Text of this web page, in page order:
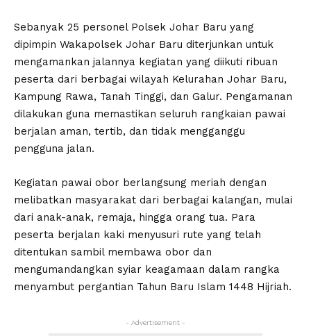
Sebanyak 25 personel Polsek Johar Baru yang
dipimpin Wakapolsek Johar Baru diterjunkan untuk
mengamankan jalannya kegiatan yang diikuti ribuan
peserta dari berbagai wilayah Kelurahan Johar Baru,
Kampung Rawa, Tanah Tinggi, dan Galur. Pengamanan
dilakukan guna memastikan seluruh rangkaian pawai
berjalan aman, tertib, dan tidak mengganggu
pengguna jalan.
Kegiatan pawai obor berlangsung meriah dengan
melibatkan masyarakat dari berbagai kalangan, mulai
dari anak-anak, remaja, hingga orang tua. Para
peserta berjalan kaki menyusuri rute yang telah
ditentukan sambil membawa obor dan
mengumandangkan syiar keagamaan dalam rangka
menyambut pergantian Tahun Baru Islam 1448 Hijriah.
- Advertisement -